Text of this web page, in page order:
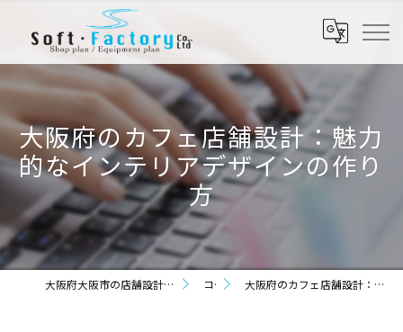
大阪府のカフェ店舗設計：魅力
的なインテリアデザインの作り
方
大阪府大阪市の店舗設計なら株式会社ソフト・ファクトリー コラム 大阪府のカフェ店舗設計：魅力的なインテリアデザインの作り方